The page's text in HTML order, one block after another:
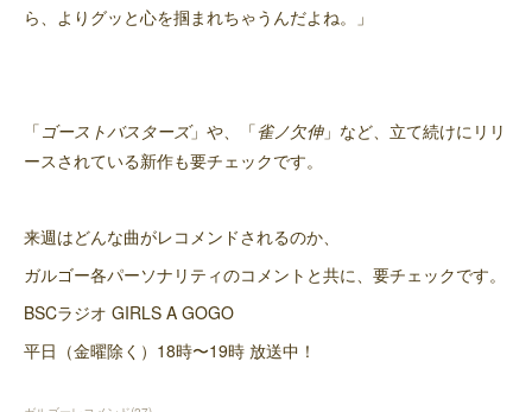
ら、よりグッと心を掴まれちゃうんだよね。」
「 ゴーストバスターズ」や、「雀ノ欠伸」など、立て続けにリリ
ースされている新作も要チェックです。
来週はどんな曲がレコメンドされるのか、
ガルゴー各パーソナリティのコメントと共に、要チェックです。
BSCラジオ GIRLS A GOGO
平日（金曜除く）18時〜19時 放送中！